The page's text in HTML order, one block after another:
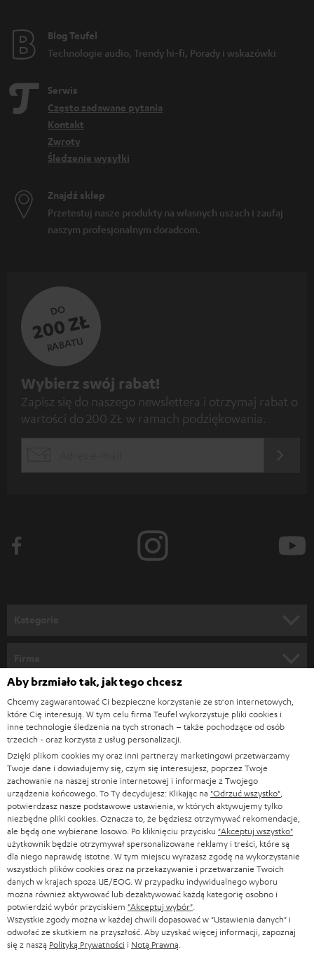
Blog Teufel
Technologie audio, Trendy hi-fi, Porady i wskazówki
Serwis
Często zadawane pytania
Kontakt
Zwroty
Śledzenie wysyłki
Znajdź sklep
Przetestuj nasze produkty na własnych uszach i zaufaj
naszym profesjonalnym doradcom.
DO
200 ZŁ
RABATU
Z
a
p
ę
s
l
e
t
t
e
r
a
Wybierz swój rabat!
Zapisz się do naszego newslettera i otrzymaj rabat o
wartości do 200 ZŁ w ramach podziękowania.
KOMPLETNE SYSTEMY
SOUNDBARY
GŁOŚNIKI HIFI
SMART HOME
BLUETOOTH
SŁUCHAWKI
SŁUCHAWKI BLUETOOTH
WIEŻE HI-FI
GŁOŚNIKI
WSPARCIE
KARIERA
KONTAKT PRASOWY
B2B
BLOG
NEWSLETTER
SKLEPY
KORZYŚCI
TEUFEL STORY
Sklepy internetowe Teufel
NIEMCY
AUSTRIA
SZWAJCARIA
HOLANDIA
BELGIA
FRANCJA
Aby brzmiało tak, jak tego chcesz
Chcemy zagwarantować Ci bezpieczne korzystanie ze stron internetowych,
które Cię interesują. W tym celu firma Teufel wykorzystuje pliki cookies i
inne technologie śledzenia na tych stronach – także pochodzące od osób
trzecich - oraz korzysta z usług personalizacji.
Dzięki plikom cookies my oraz inni partnerzy marketingowi przetwarzamy
Twoje dane i dowiadujemy się, czym się interesujesz, poprzez Twoje
zachowanie na naszej stronie internetowej i informacje z Twojego
urządzenia końcowego. To Ty decydujesz: Klikając na "Odrzuć wszystko"
potwierdzasz nasze podstawowe ustawienia, w których aktywujemy tylko
niezbędne pliki cookies. Oznacza to, że będziesz otrzymywać rekomendacje,
ale będą one wybierane losowo. Po kliknięciu przycisku "Akceptuj wszystko"
użytkownik będzie otrzymywał spersonalizowane reklamy i treści, które są
dla niego naprawdę istotne. W tym miejscu wyrażasz zgodę na wykorzystanie
wszystkich plików cookies oraz na przekazywanie i przetwarzanie Twoich
danych w krajach spoza UE/EOG. W przypadku indywidualnego wyboru
można również aktywować lub dezaktywować każdą kategorię osobno i
potwierdzić wybór przyciskiem "Akceptuj wybór"
Wszystkie zgody można w każdej chwili dopasować w "Ustawienia danych" i
odwołać ze skutkiem na przyszłość. Aby uzyskać więcej informacji, zapoznaj
się z naszą Polityką Prywatności i Notą Prawną